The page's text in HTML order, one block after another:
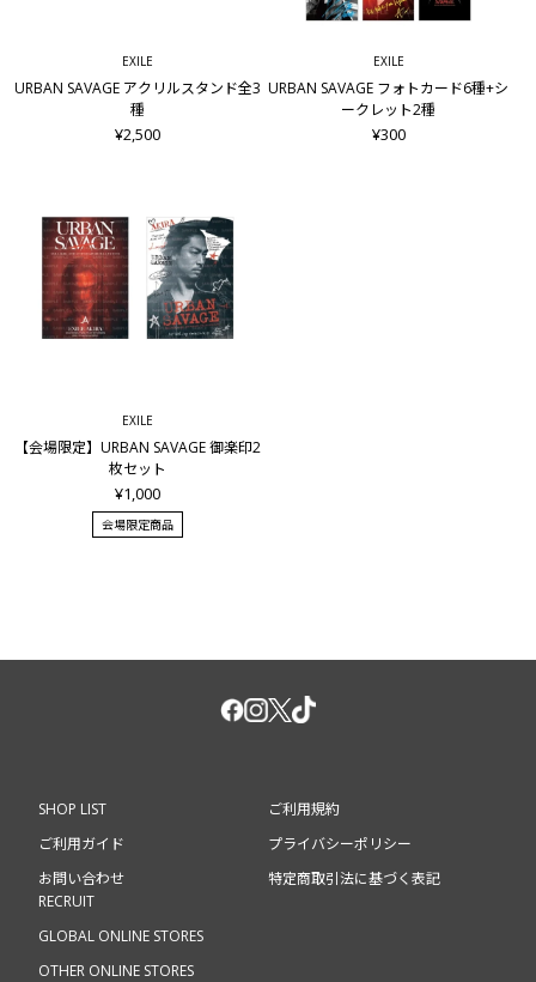
EXILE
URBAN SAVAGE アクリルスタンド全3
種
¥2,500
EXILE
URBAN SAVAGE フォトカード6種+シ
ークレット2種
¥300
EXILE
【会場限定】URBAN SAVAGE 御楽印2
枚セット
¥1,000
会場限定商品
SHOP LIST
ご利用ガイド
お問い合わせ
ご利用規約
プライバシーポリシー
特定商取引法に基づく表記
RECRUIT
GLOBAL ONLINE STORES
OTHER ONLINE STORES